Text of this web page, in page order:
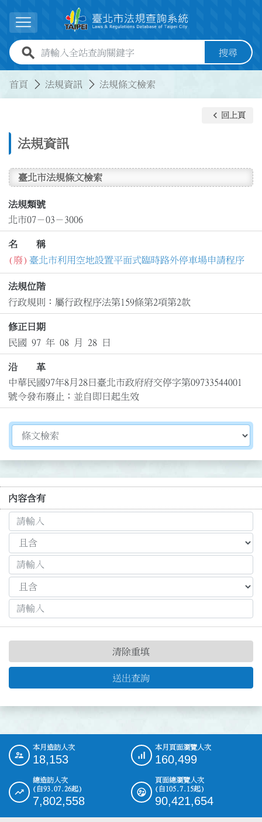
展開選單
全站查詢關鍵字欄位 搜尋
首頁 法規資訊 法規條文檢索
法規資訊
keyboard_arrow_left 回上頁
臺北市法規條文檢索
法規類號
北市07－03－3006
名 稱
(廢) 臺北市利用空地設置平面式臨時路外停車場申請程序
法規位階
行政規則：屬行政程序法第159條第2項第2款
修正日期
民國 97 年 08 月 28 日
沿 革
中華民國97年8月28日臺北市政府府交停字第09733544001
號令發布廢止；並自即日起生效
切換選擇法規資訊內容
內容含有
送出查詢
清除重填
::: 本月造訪人次
18,153
本月頁面瀏覽人次
160,499
總造訪人次
(自93.07.26起)
7,802,558
頁面總瀏覽人次
(自105.7.15起)
90,421,654